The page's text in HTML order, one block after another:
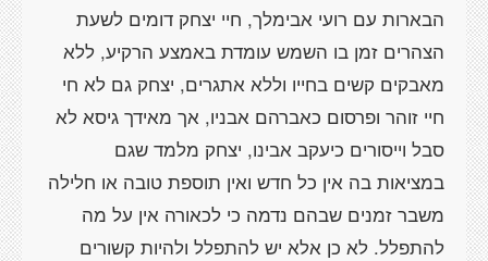
הבארות עם רועי אבימלך, חיי יצחק דומים לשעת
הצהרים זמן בו השמש עומדת באמצע הרקיע, ללא
מאבקים קשים בחייו וללא אתגרים, יצחק גם לא חי
חיי זוהר ופרסום כאברהם אבניו, אך מאידך גיסא לא
סבל וייסורים כיעקב אבינו, יצחק מלמד שגם
במציאות בה אין כל חדש ואין תוספת טובה או חלילה
משבר זמנים שבהם נדמה כי לכאורה אין על מה
להתפלל. לא כן אלא יש להתפלל ולהיות קשורים